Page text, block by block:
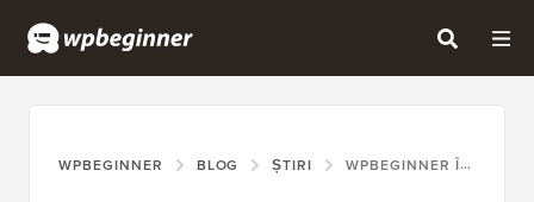
WPBEGINNER BLOG ȘTIRI WPBEGINNER ÎMPLINEȘTE 15 ANI – REFLECȚII, ACTUALIZĂRI ȘI UN CONCURS (PREMII DE 50.000 $)